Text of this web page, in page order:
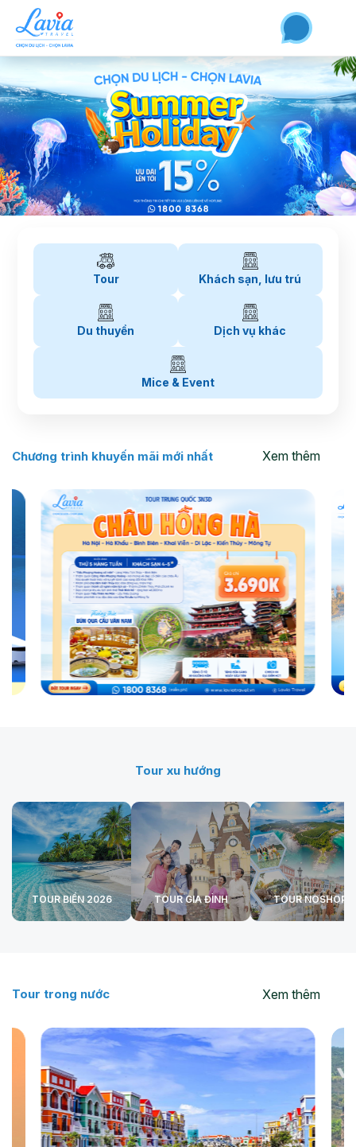
Tour Khách sạn, lưu trú
Du thuyền Dịch vụ khác
Mice & Event
Chương trình khuyến mãi mới nhất Xem thêm
Tour xu hướng
TOUR BIỂN 2026 TOUR GIA ĐÌNH TOUR NOSHOP
Tour trong nước Xem thêm